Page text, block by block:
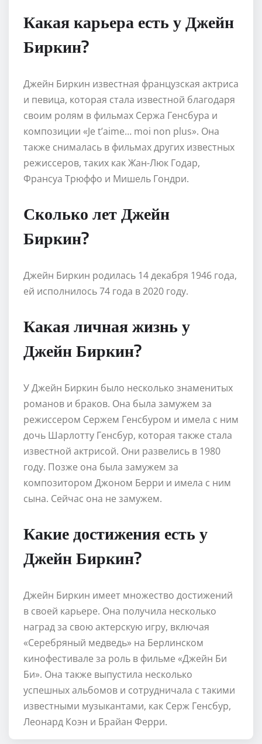
Какая карьера есть у Джейн
Биркин?
Джейн Биркин известная французская актриса
и певица, которая стала известной благодаря
своим ролям в фильмах Сержа Генсбура и
композиции «Je t’aime… moi non plus». Она
также снималась в фильмах других известных
режиссеров, таких как Жан-Люк Годар,
Франсуа Трюффо и Мишель Гондри.
Сколько лет Джейн
Биркин?
Джейн Биркин родилась 14 декабря 1946 года,
ей исполнилось 74 года в 2020 году.
Какая личная жизнь у
Джейн Биркин?
У Джейн Биркин было несколько знаменитых
романов и браков. Она была замужем за
режиссером Сержем Генсбуром и имела с ним
дочь Шарлотту Генсбур, которая также стала
известной актрисой. Они развелись в 1980
году. Позже она была замужем за
композитором Джоном Берри и имела с ним
сына. Сейчас она не замужем.
Какие достижения есть у
Джейн Биркин?
Джейн Биркин имеет множество достижений
в своей карьере. Она получила несколько
наград за свою актерскую игру, включая
«Серебряный медведь» на Берлинском
кинофестивале за роль в фильме «Джейн Би
Би». Она также выпустила несколько
успешных альбомов и сотрудничала с такими
известными музыкантами, как Серж Генсбур,
Леонард Коэн и Брайан Ферри.